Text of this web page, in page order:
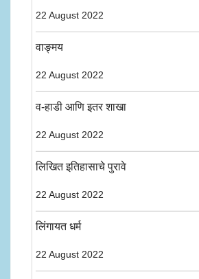
22 August 2022
वाङ्मय
22 August 2022
व-हाडी आणि इतर शाखा
22 August 2022
लिखित इतिहासाचे पुरावे
22 August 2022
लिंगायत धर्म
22 August 2022